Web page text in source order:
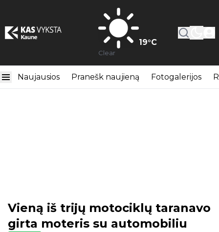
19°C
Clear
Naujausios Pranešk naujieną Fotogalerijos
Vieną iš trijų motociklų taranavo
girta moteris su automobiliu